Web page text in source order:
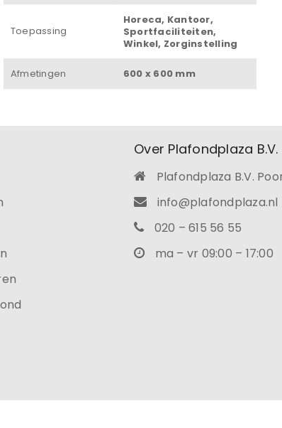
Toepassing
Horeca, Kantoor,
Sportfaciliteiten,
Winkel, Zorginstelling
Afmetingen 600 x 600 mm
Over Plafondplaza B.V.
Plafondplaza B.V.
info@plafondplaza.nl
020 – 615 56 55
ma – vr 09:00 – 17:00